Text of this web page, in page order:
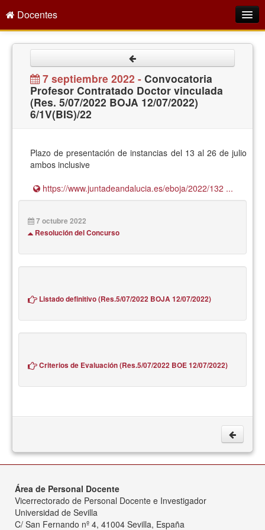
Docentes
Empleo Público
Gestión PDI
Formación y Evaluación
Acción Social
Directorio
7 septiembre 2022 - Convocatoria
Profesor Contratado Doctor vinculada
(Res. 5/07/2022 BOJA 12/07/2022)
6/1V(BIS)/22
Plazo de presentación de instancias del 13 al 26 de julio
ambos inclusive
https://www.juntadeandalucia.es/eboja/2022/132 ...
7 octubre 2022
Resolución del Concurso
Listado definitivo (Res.5/07/2022 BOJA 12/07/2022)
Criterios de Evaluación (Res.5/07/2022 BOE 12/07/2022)
Área de Personal Docente
Vicerrectorado de Personal Docente e Investigador
Universidad de Sevilla
C/ San Fernando nº 4, 41004 Sevilla, España